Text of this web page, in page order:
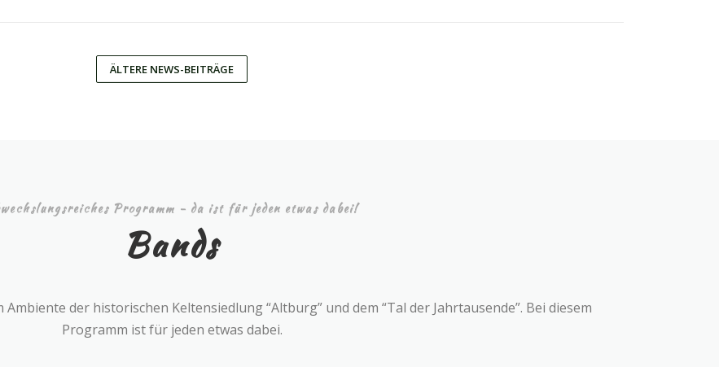
ÄLTERE NEWS-BEITRÄGE
Programm - da ist für jeden etwas dabei!
Bands
der historischen Keltensiedlung “Altburg” und dem “Tal der Jahrtausende”. Bei diesem
Programm ist für jeden etwas dabei.